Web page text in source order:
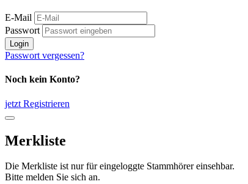
E-Mail
Passwort
Login
Passwort vergessen?
Noch kein Konto?
jetzt Registrieren
Merkliste
Die Merkliste ist nur für eingeloggte Stammhörer einsehbar.
Bitte melden Sie sich an.